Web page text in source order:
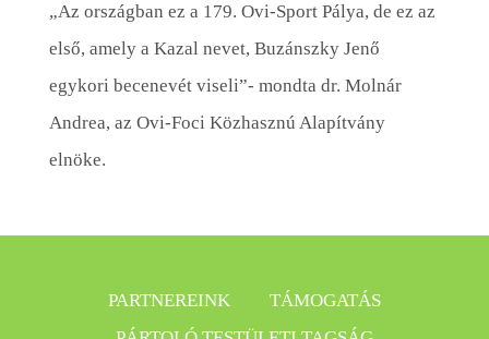
„Az országban ez a 179. Ovi-Sport Pálya, de ez az
első, amely a Kazal nevet, Buzánszky Jenő
egykori becenevét viseli”- mondta dr. Molnár
Andrea, az Ovi-Foci Közhasznú Alapítvány
elnöke.
PARTNEREINK
TÁMOGATÁS